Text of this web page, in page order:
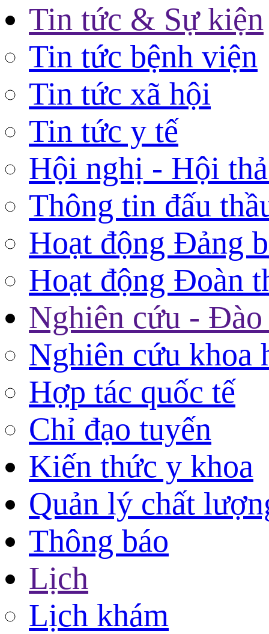
Tin tức & Sự kiện
Tin tức bệnh viện
Tin tức xã hội
Tin tức y tế
Hội nghị - Hội
Thông tin đấu
Hoạt động Đảng
Hoạt động Đoàn
Nghiên cứu - Đào
Nghiên cứu khoa
Hợp tác quốc tế
Chỉ đạo tuyến
Kiến thức y khoa
Quản lý chất
Thông báo
Lịch
Lịch khám